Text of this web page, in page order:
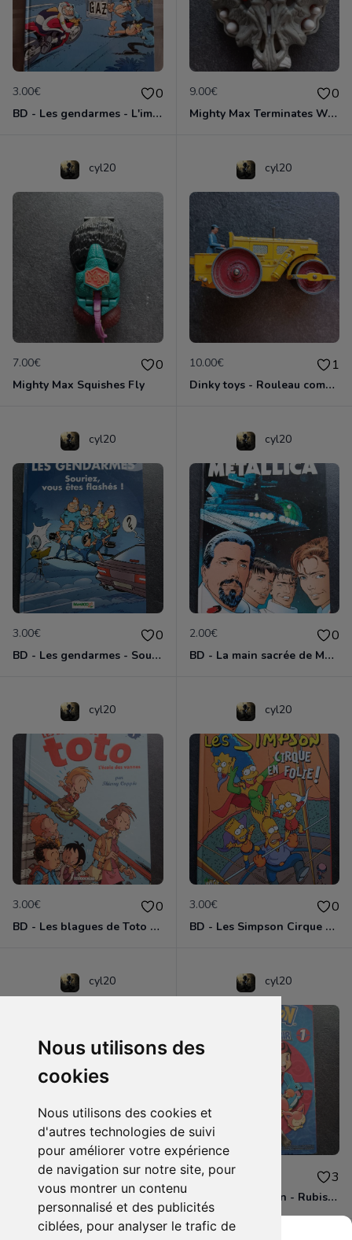
Nous utilisons des
cookies
Nous utilisons des cookies et
d'autres technologies de suivi
pour améliorer votre expérience
de navigation sur notre site, pour
vous montrer un contenu
personnalisé et des publicités
ciblées, pour analyser le trafic de
3.00€ 0
BD - Les gendarmes - L'imitation de vitesse - Tome 14
9.00€ 0
Mighty Max Terminates Wolfship 7
cyl20
7.00€ 0
Mighty Max Squishes Fly
cyl20
10.00€ 1
Dinky toys - Rouleau compresseur - Richier 90A
cyl20
3.00€ 0
BD - Les gendarmes - Souriez, vous êtes flashés - Tome 5
cyl20
2.00€ 0
BD - La main sacrée de Metallica
cyl20
3.00€ 0
BD - Les blagues de Toto - L'école des vannes - Tome 1
cyl20
3.00€ 0
BD - Les Simpson Cirque en folie ! - Tome 11
cyl20
3.00€ 0
BD - Les Simpson - Sous les projecteurs - Tome 13
cyl20
4.00€ 3
Manga - Pokémon - Rubis et Saphir - Tome 1